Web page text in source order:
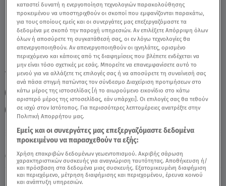
Παρασκευή 7 Αυγούστου 2026
14.03.22, 13:50 ΖΩΔΙΑ
TAGS: ΖΥΓΟΣ ΖΩΔΙΑ ΖΩΔΙΑ ΣΗΜΕΡΑ ΑΣΗ ΜΠΗΛΙΟΥ
ΖΩΔΙΑ ΑΣΗ ΜΠΗΛΙΟΥ
ΑΣΤΡΟΛΟΓΙΚΕΣ ΠΡΟΒΛΕΨΕΙΣ
ΗΜΕΡΗΣΙΕΣ ΠΡΟΒΛΕΨΕΙΣ
BREAKFAST@STAR
καταστεί δυνατή η ενεργοποίηση τεχνολογιών παρακολούθησης
προκειμένου να υποστηριχθούν οι σκοποί που εμφανίζονται παρακάτω,
για τους οποίους εμείς και οι συνεργάτες μας επεξεργαζόμαστε τα
δεδομένα με σκοπό την παροχή υπηρεσιών. Αν επιλέξετε Απόρριψη όλων
όλων ή αποσύρετε τη συγκατάθεσή σας, οι εν λόγω τεχνολογίες θα
απενεργοποιηθούν. Αν απενεργοποιηθούν οι ιχνηλάτες, ορισμένο
περιεχόμενο και κάποιες από τις διαφημίσεις που βλέπετε ενδέχεται να
μην είναι τόσο σχετικές με εσάς. Μπορείτε να επανεμφανίσετε αυτό το
μενού για να αλλάξετε τις επιλογές σας ή να αποσύρετε τη συναίνεσή σας
ανά πάσα στιγμή πατώντας τον σύνδεσμο Διαχείριση προτιμήσεων στο
κάτω μέρος της ιστοσελίδας [ή το αιωρούμενο εικονίδιο στο κάτω
αριστερό μέρος της ιστοσελίδας, εάν υπάρχει]. Οι επιλογές σας θα τεθούν
σε ισχύ στον Ιστότοπος. Για περισσότερες λεπτομέρειες ανατρέξτε στην
Πολιτική Απορρήτου μας.
Εμείς και οι συνεργάτες μας επεξεργαζόμαστε δεδομένα
προκειμένου να παρασχεθούν τα εξής:
Χρήση επακριβών δεδομένων γεωεντοπισμού. Ακριβής σάρωση
χαρακτηριστικών συσκευής για αναγνώριση ταυτότητας. Αποθήκευση ή/
και πρόσβαση στα δεδομένα μιας συσκευής. Εξατομικευμένη διαφήμιση
και περιεχόμενο, μέτρηση διαφήμισης και περιεχομένου, έρευνα κοινού
και ανάπτυξη υπηρεσιών.